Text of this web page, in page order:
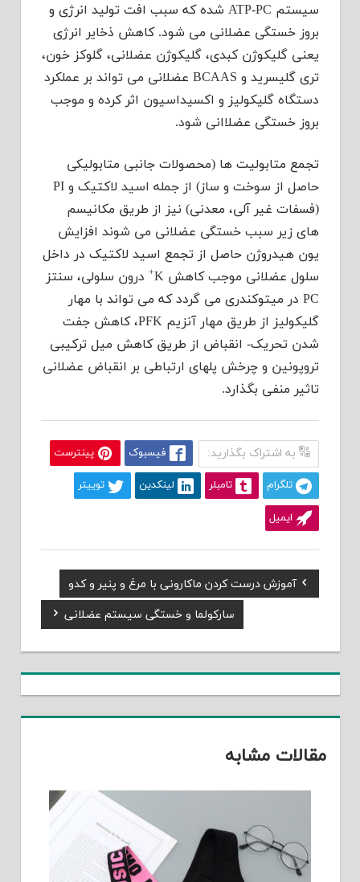
سیستم ATP-PC شده که سبب افت تولید انرژی و
بروز خستگی عضلانی می شود. کاهش ذخایر انرژی
یعنی گلیکوژن کبدی، گلیکوژن عضلانی، گلوکز خون،
تری گلیسرید و BCAAS عضلانی می تواند بر عملکرد
دستگاه گلیکولیز و اکسیداسیون اثر کرده و موجب
بروز خستگی عضلاانی شود.
تجمع متابولیت ها (محصولات جانبی متابولیکی
حاصل از سوخت و ساز) از جمله اسید لاکتیک و PI
(فسفات غیر آلی، معدنی) نیز از طریق مکانیسم
های زیر سبب خستگی عضلانی می شوند افزایش
یون هیدروژن حاصل از تجمع اسید لاکتیک در داخل
سلول عضلانی موجب کاهش K
+ درون سلولی، سنتز
PC در میتوکندری می گردد که می تواند با مهار
گلیکولیز از طریق مهار آنزیم PFK، کاهش جفت
شدن تحریک- انقباض از طریق کاهش میل ترکیبی
تروپونین و چرخش پلهای ارتباطی بر انقباض عضلانی
تاثیر منفی بگذارد.
به اشتراک بگذارید: فیسبوک پینترست
تلگرام تامبلر لینکدین توییتر
ایمیل
راهبری
Previous
Post:
آموزش درست کردن ماکارونی با مرغ و پنیر و کدو
Next
Post:
سارکولما و خستگی سیستم عضلانی
مقالات مشابه